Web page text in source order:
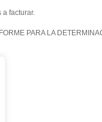
facturar.
PARA LA